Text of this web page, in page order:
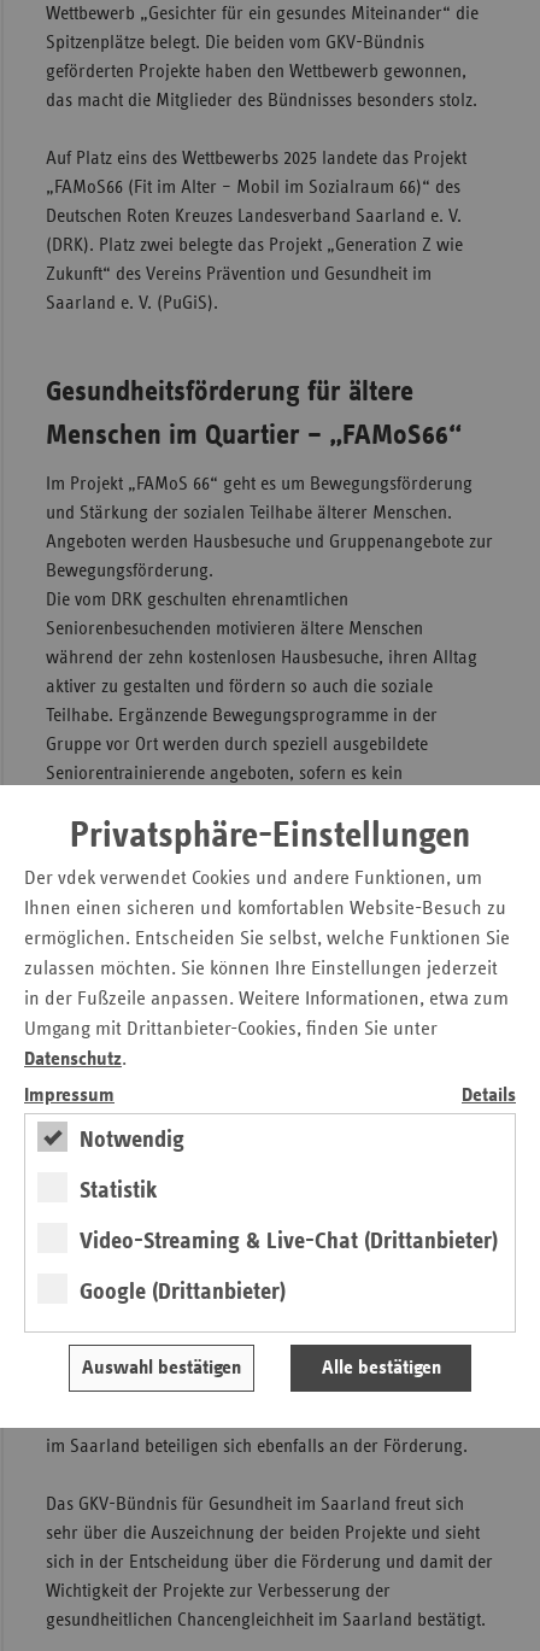
Privatsphäre-Einstellungen
Der vdek verwendet Cookies und andere Funktionen, um
Ihnen einen sicheren und komfortablen Website-Besuch zu
ermöglichen. Entscheiden Sie selbst, welche Funktionen Sie
zulassen möchten. Sie können Ihre Einstellungen jederzeit
in der Fußzeile anpassen. Weitere Informationen, etwa zum
Umgang mit Drittanbieter-Cookies, finden Sie unter
Datenschutz.
Impressum
Details
Notwendig
Statistik
Video-Streaming & Live-Chat (Drittanbieter)
Google (Drittanbieter)
Auswahl bestätigen Alle bestätigen
Wettbewerb „Gesichter für ein gesundes Miteinander“ die
Spitzenplätze belegt. Die beiden vom GKV-Bündnis
geförderten Projekte haben den Wettbewerb gewonnen,
das macht die Mitglieder des Bündnisses besonders stolz.
Auf Platz eins des Wettbewerbs 2025 landete das Projekt
„FAMoS66 (Fit im Alter – Mobil im Sozialraum 66)“ des
Deutschen Roten Kreuzes Landesverband Saarland e. V.
(DRK). Platz zwei belegte das Projekt „Generation Z wie
Zukunft“ des Vereins Prävention und Gesundheit im
Saarland e. V. (PuGiS).
Gesundheitsförderung für ältere
Menschen im Quartier – „FAMoS66“
Im Projekt „FAMoS 66“ geht es um Bewegungsförderung
und Stärkung der sozialen Teilhabe älterer Menschen.
Angeboten werden Hausbesuche und Gruppenangebote zur
Bewegungsförderung.
Die vom DRK geschulten ehrenamtlichen
Seniorenbesuchenden motivieren ältere Menschen
während der zehn kostenlosen Hausbesuche, ihren Alltag
aktiver zu gestalten und fördern so auch die soziale
Teilhabe. Ergänzende Bewegungsprogramme in der
Gruppe vor Ort werden durch speziell ausgebildete
Seniorentrainierende angeboten, sofern es kein
„Generation Z“ fördert einen gesunden
Start ins Berufsleben
Ziel des Projekts „Generation Z wie Zukunft“ ist es, die
Gesundheits- und Lebenskompetenzen von Schülerinnen
und Schülern an Berufsschulen zu verbessern. PuGiS e. V.
richtet sich mit dem Projekt an die Generation, die von
gesellschaftlichen Veränderungen, digitaler
Reizüberflutung und den Folgen der Corona-Pandemie
besonders stark betroffen ist.
In Workshops und digitalen Modulen lernen die
soziales Miteinander fördern können und wie sie ihr
wie Bewegung, Ernährung, mentale Gesundheit, Resilienz
sowie Kommunikations- und Medienkompetenz stehen
dabei im Mittelpunkt. Auch Lehrkräfte und Schulleitungen
werden als wichtige Multiplikatoren in das Projekt
im Saarland beteiligen sich ebenfalls an der Förderung.
Das GKV-Bündnis für Gesundheit im Saarland freut sich
sehr über die Auszeichnung der beiden Projekte und sieht
sich in der Entscheidung über die Förderung und damit der
Wichtigkeit der Projekte zur Verbesserung der
gesundheitlichen Chancengleichheit im Saarland bestätigt.